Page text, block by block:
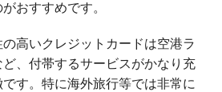
おすすめです。
高いクレジットカードは空港ラ
、付帯するサービスがかなり充
す。特に海外旅行等では非常に